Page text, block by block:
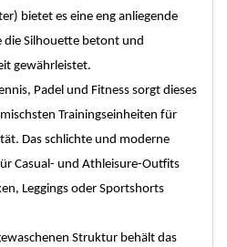
bietet es eine eng anliegende
die Silhouette betont und
gewährleistet.
Padel und Fitness sorgt dieses
Trainingseinheiten für
Das schlichte und moderne
Casual- und Athleisure-Outfits
Leggings oder Sportshorts
Struktur behält das